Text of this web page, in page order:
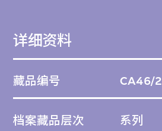
详细资料
藏品编号 CA46/2
档案藏品层次 系列